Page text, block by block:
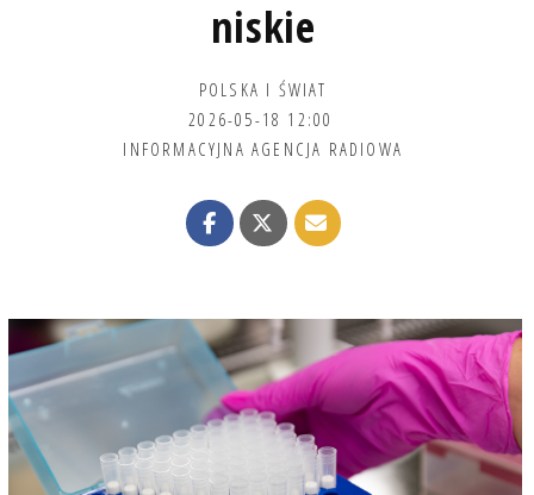
niskie
POLSKA I ŚWIAT
2026-05-18 12:00
INFORMACYJNA AGENCJA RADIOWA